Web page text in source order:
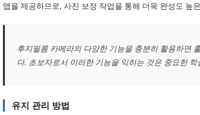
앱을 제공하므로, 사진 보정 작업을 통해 더욱 완성도 높
후지필름 카메라의 다양한 기능을 충분히 활용하면
다. 초보자로서 이러한 기능을 익히는 것은 중요한 학
유지 관리 방법